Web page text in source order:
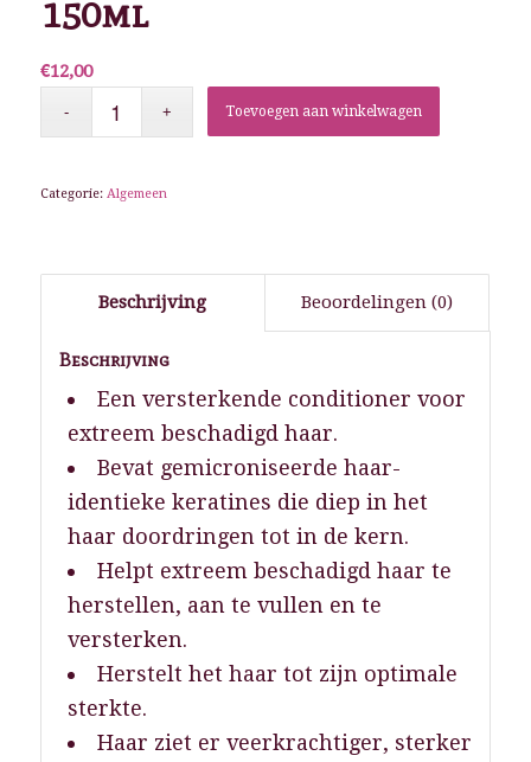
150ml
€12,00
Toevoegen aan winkelwagen
Categorie: Algemeen
Beschrijving Beoordelingen (0)
Beschrijving
Een versterkende conditioner voor
extreem beschadigd haar.
Bevat gemicroniseerde haar-
identieke keratines die diep in het
haar doordringen tot in de kern.
Helpt extreem beschadigd haar te
herstellen, aan te vullen en te
versterken.
Herstelt het haar tot zijn optimale
sterkte.
Haar ziet er veerkrachtiger, sterker